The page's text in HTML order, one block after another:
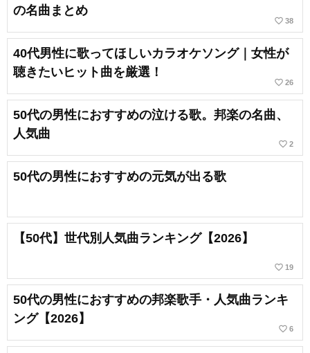
の名曲まとめ
favorite_border 38
40代男性に歌ってほしいカラオケソング｜女性が
聴きたいヒット曲を厳選！
favorite_border 26
50代の男性におすすめの泣ける歌。邦楽の名曲、
人気曲
favorite_border 2
50代の男性におすすめの元気が出る歌
【50代】世代別人気曲ランキング【2026】
favorite_border 19
50代の男性におすすめの邦楽歌手・人気曲ランキ
ング【2026】
favorite_border 6